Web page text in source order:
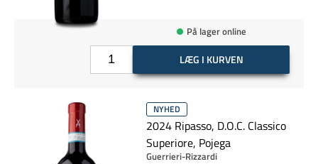
På lager online
LÆG I KURVEN
NYHED
2024 Ripasso, D.O.C. Classico
Superiore, Pojega
Guerrieri-Rizzardi